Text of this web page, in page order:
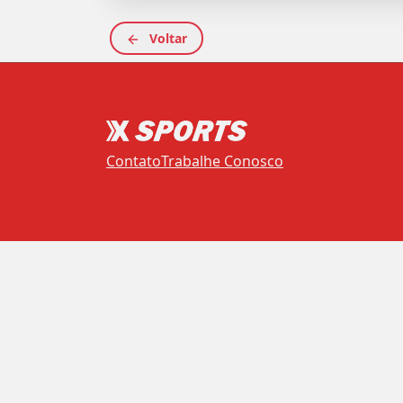
Voltar
ContatoTrabalhe Conosco